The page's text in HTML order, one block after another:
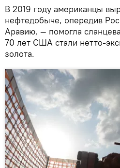
В 2019 году американцы
нефтедобыче, опередив
Аравию, — помогла
70 лет США стали нетто-
золота.